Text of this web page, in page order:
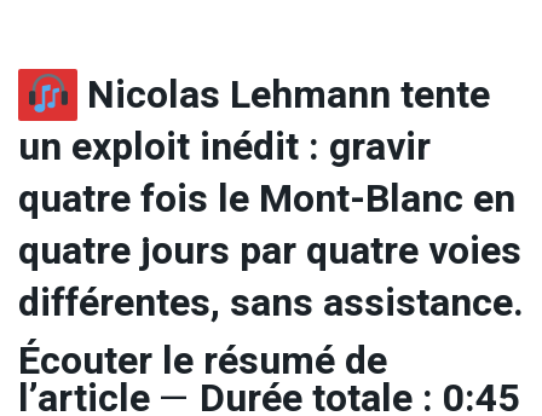
Nicolas Lehmann tente
un exploit inédit : gravir
quatre fois le Mont-Blanc en
quatre jours par quatre voies
différentes, sans assistance.
Écouter le résumé de
l’article— Durée totale : 0:45